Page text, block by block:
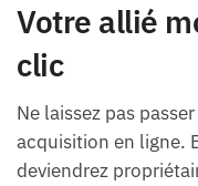
Votre allié
clic
Ne laissez pas
acquisition en ligne.
deviendrez